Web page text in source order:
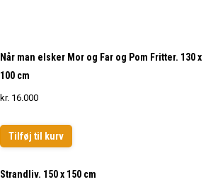
Når man elsker Mor og Far og Pom Fritter. 130 x
100 cm
kr. 16.000
Tilføj til kurv
Strandliv. 150 x 150 cm